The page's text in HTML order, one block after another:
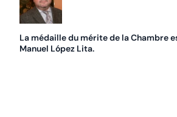
La médaille du mérite de la Chambre
Manuel López Lita.